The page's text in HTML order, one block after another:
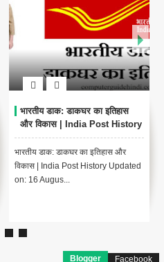
भारतीय डाक: डाकघर का इतिहास
और विकास | India Post History
भारतीय डाक: डाकघर का इतिहास और
विकास | India Post History Updated
on: 16 Augus...
Blogger Facebook